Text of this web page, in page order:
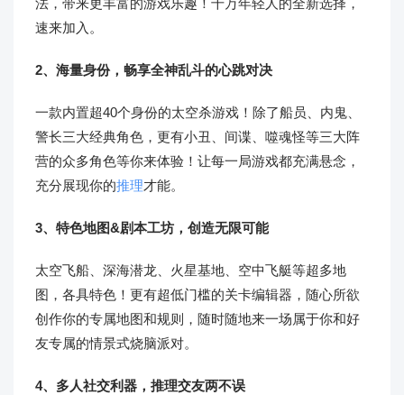
法，带来更丰富的游戏乐趣！千万年轻人的全新选择，
速来加入。
2、海量身份，畅享全神乱斗的心跳对决
一款内置超40个身份的太空杀游戏！除了船员、内鬼、
警长三大经典角色，更有小丑、间谍、噬魂怪等三大阵
营的众多角色等你来体验！让每一局游戏都充满悬念，
充分展现你的推理才能。
3、特色地图&剧本工坊，创造无限可能
太空飞船、深海潜龙、火星基地、空中飞艇等超多地
图，各具特色！更有超低门槛的关卡编辑器，随心所欲
创作你的专属地图和规则，随时随地来一场属于你和好
友专属的情景式烧脑派对。
4、多人社交利器，推理交友两不误